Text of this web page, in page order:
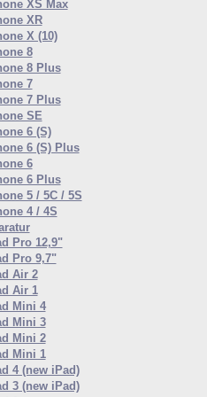
XS Max
XR
X (10)
8
8 Plus
7
7 Plus
SE
6 (S)
6 (S) Plus
6
6 Plus
5 / 5C / 5S
4 / 4S
Pro 12,9"
Pro 9,7"
Air 2
Air 1
Mini 4
Mini 3
Mini 2
Mini 1
4 (new iPad)
3 (new iPad)